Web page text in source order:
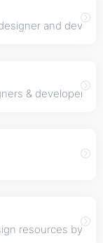
and
& developers
resources by